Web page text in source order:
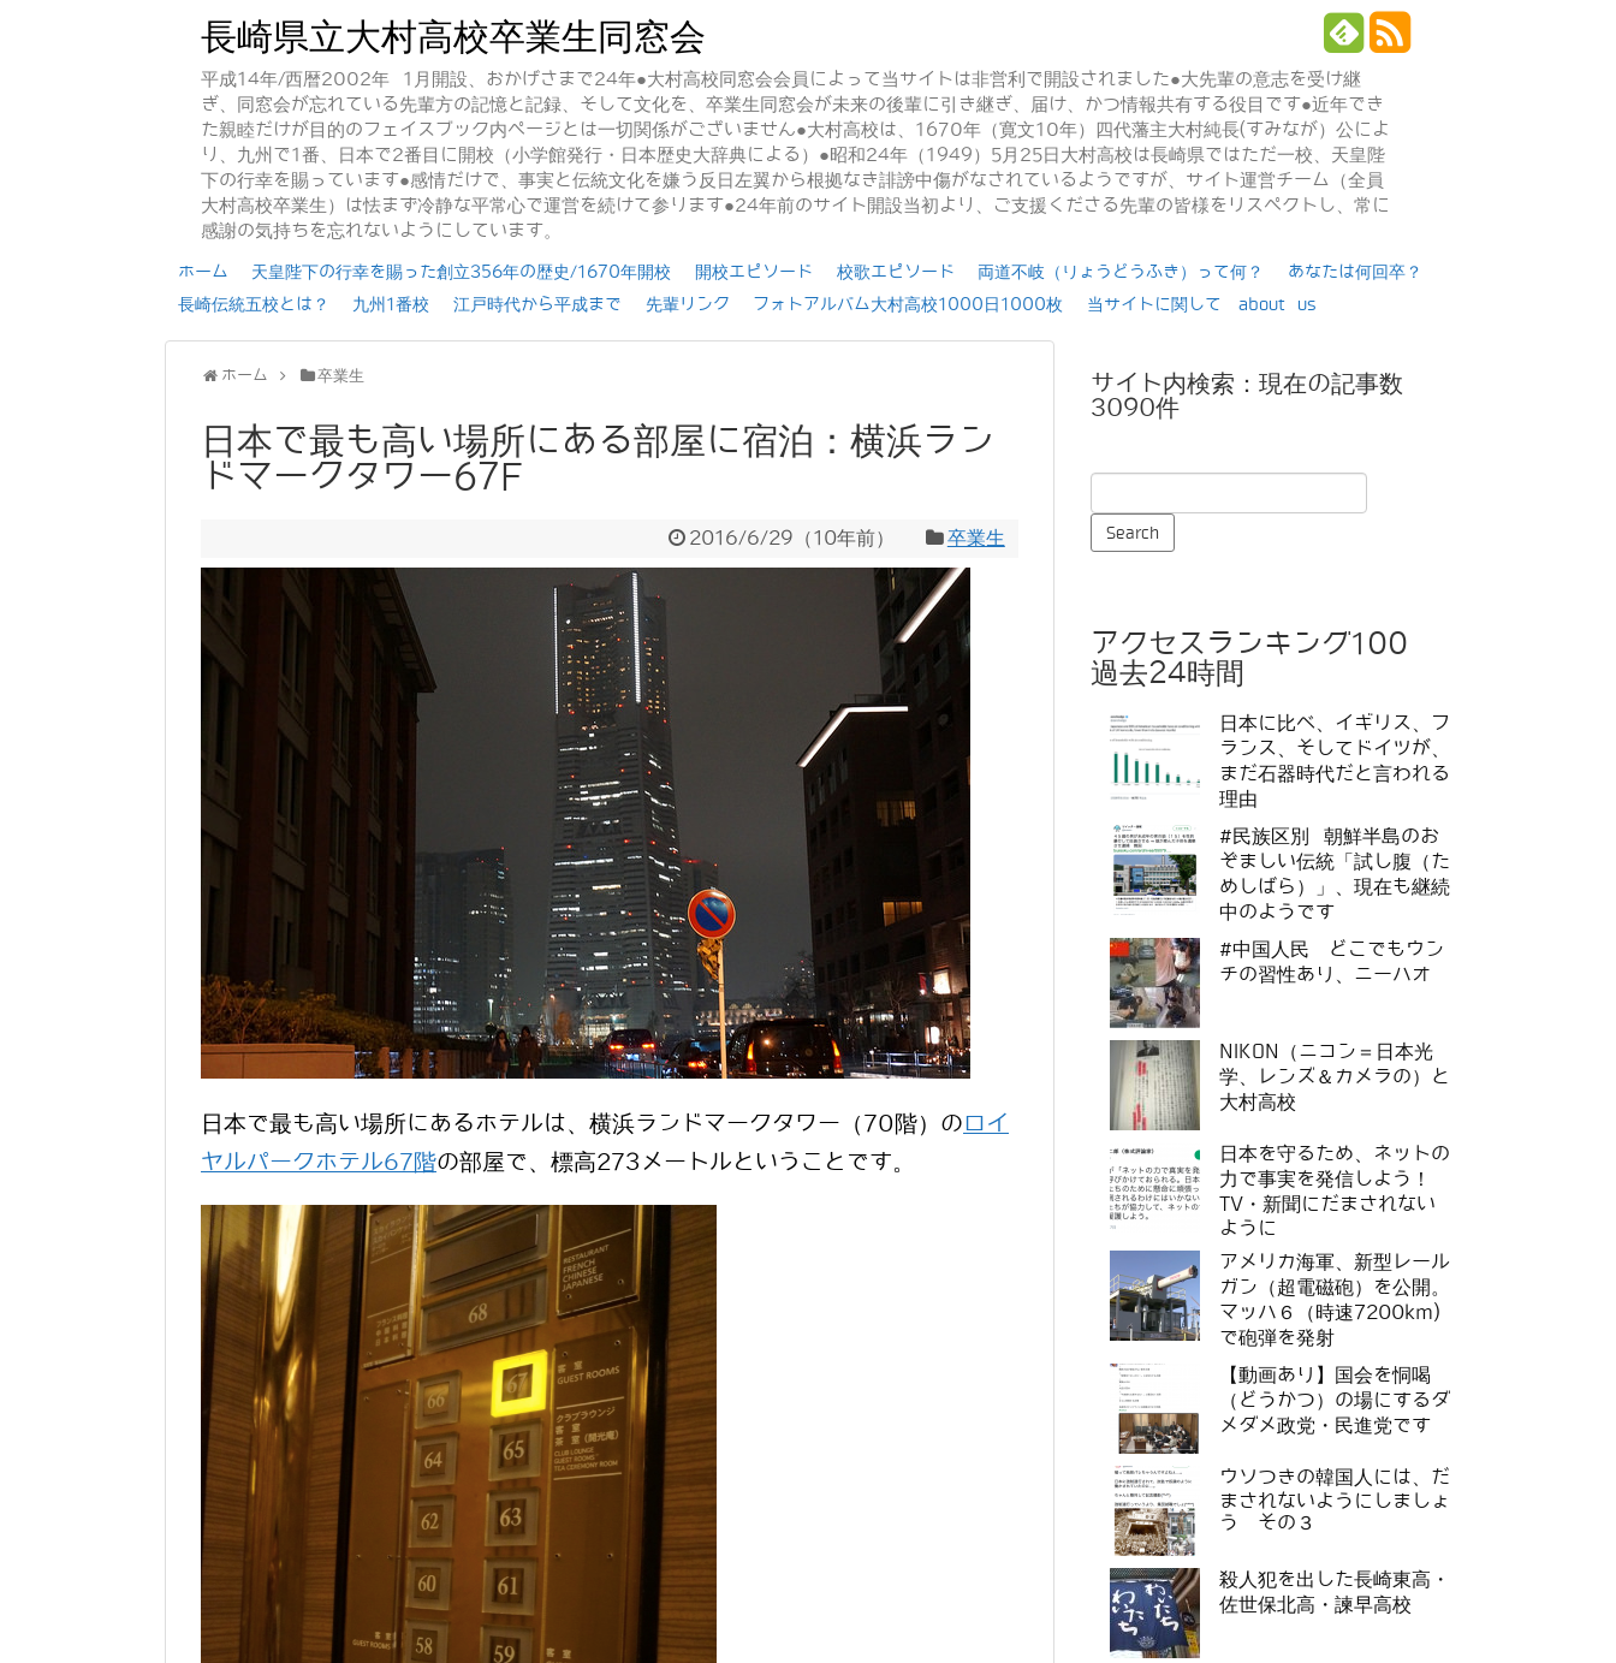
長崎県立大村高校卒業生同窓会
平成14年/西暦2002年 1月開設、おかげさまで24年●大村高校同窓会会員によって当サイトは非営利で開設されました●大先輩の意志を受け継
ぎ、同窓会が忘れている先輩方の記憶と記録、そして文化を、卒業生同窓会が未来の後輩に引き継ぎ、届け、かつ情報共有する役目です●近年でき
た親睦だけが目的のフェイスブック内ページとは一切関係がございません●大村高校は、1670年（寛文10年）四代藩主大村純長(すみなが）公によ
り、九州で1番、日本で2番目に開校（小学館発行・日本歴史大辞典による）●昭和24年（1949）5月25日大村高校は長崎県ではただ一校、天皇陛
下の行幸を賜っています●感情だけで、事実と伝統文化を嫌う反日左翼から根拠なき誹謗中傷がなされているようですが、サイト運営チーム（全員
大村高校卒業生）は怯まず冷静な平常心で運営を続けて参ります●24年前のサイト開設当初より、ご支援くださる先輩の皆様をリスペクトし、常に
感謝の気持ちを忘れないようにしています。
ホーム 天皇陛下の行幸を賜った創立356年の歴史/1670年開校 開校エピソード 校歌エピソード 両道不岐（りょうどうふき）って何？
あなたは何回卒？
長崎伝統五校とは？
九州1番校 江戸時代から平成まで 先輩リンク フォトアルバム大村高校1000日1000枚 当サイトに関して about us
ホーム 卒業生
日本で最も高い場所にある部屋に宿泊：横浜ラン
ドマークタワー67F
2016/6/29 （10年前） 卒業生
日本で最も高い場所にあるホテルは、横浜ランドマークタワー（70階）のロイ
ヤルパークホテル67階の部屋で、標高273メートルということです。
サイト内検索：現在の記事数
3090件
アクセスランキング100
過去24時間
日本に比べ、イギリス、フ
ランス、そしてドイツが、
まだ石器時代だと言われる
理由
#民族区別 朝鮮半島のお
ぞましい伝統「試し腹（た
めしばら）」、現在も継続
中のようです
#中国人民 どこでもウン
チの習性あり、ニーハオ
NIKON（ニコン＝日本光
学、レンズ＆カメラの）と
大村高校
日本を守るため、ネットの
力で事実を発信しよう！
TV・新聞にだまされない
ように
アメリカ海軍、新型レール
ガン（超電磁砲）を公開。
マッハ６（時速7200km)
で砲弾を発射
【動画あり】国会を恫喝
（どうかつ）の場にするダ
メダメ政党・民進党です
ウソつきの韓国人には、だ
まされないようにしましょ
う その３
殺人犯を出した長崎東高・
佐世保北高・諫早高校